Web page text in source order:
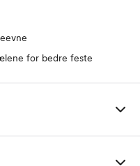
for bedre feste